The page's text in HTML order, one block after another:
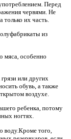
Перед
червями. Не
их часть.
из
мяса, особенно
или других
обувь, а также
воздухе.
ребенка, потому
ногтях.
того,